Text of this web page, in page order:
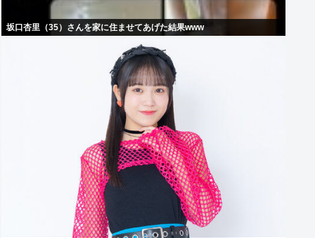
坂口杏里（35）さんを家に住ませてあげた結果www